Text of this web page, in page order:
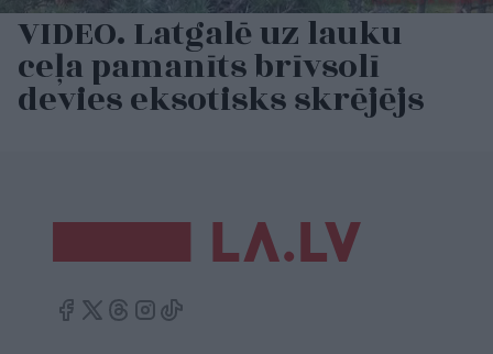
VIDEO. Latgalē uz lauku
ceļa pamanīts brīvsolī
devies eksotisks skrējējs